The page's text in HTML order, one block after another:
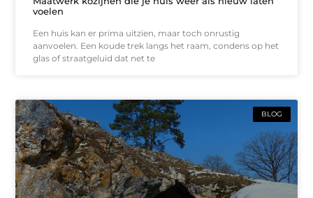
voelen
Een huis kan er prima uitzien, maar toch onrustig
aanvoelen. Een koude trek langs het raam, condens op het
glas of straatgeluid dat net te
BLOG